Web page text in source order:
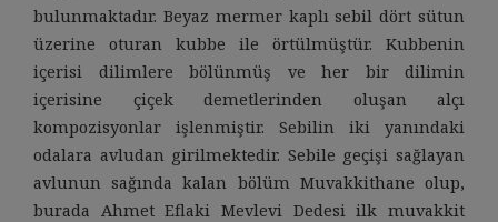
bulunmaktadır. Beyaz mermer kaplı sebil dört sütun
üzerine oturan kubbe ile örtülmüştür. Kubbenin
içerisi dilimlere bölünmüş ve her bir dilimin
içerisine çiçek demetlerinden oluşan alçı
kompozisyonlar işlenmiştir. Sebilin iki yanındaki
odalara avludan girilmektedir. Sebile geçişi sağlayan
avlunun sağında kalan bölüm Muvakkithane olup,
burada Ahmet Eflaki Mevlevi Dedesi ilk muvakkit